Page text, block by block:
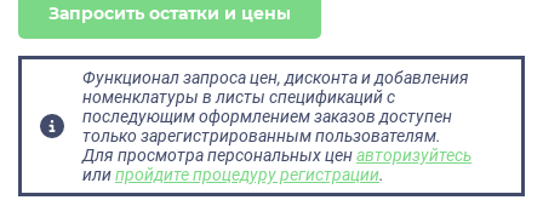
Запросить остатки и цены
Функционал запроса цен, дисконта и добавления
номенклатуры в листы спецификаций с
последующим оформлением заказов доступен
только зарегистрированным пользователям.
Для просмотра персональных ценавторизуйтесь
илипройдите процедуру регистрации.